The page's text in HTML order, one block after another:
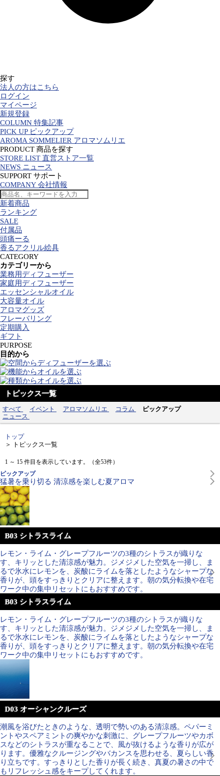
探す
法人の方はこちら
ログイン
マイページ
新規登録
COLUMN 特集記事
PICK UP ピックアップ
AROMA SOMMELIER アロマソムリエ
PRODUCT 商品を探す
STORE LIST 直営ストア一覧
NEWS ニュース
SUPPORT サポート
COMPANY 会社情報
新着商品
ランキング
SALE
付属品
頭痛ーる
香るアクリル絵具
CATEGORY
カテゴリーから
業務用ディフューザー
家庭用ディフューザー
エッセンシャルオイル
大容量オイル
アロマグッズ
フレーバリング
定期購入
ギフト
PURPOSE
目的から
トピックス一覧
すべて イベント アロマソムリエ コラム
ピックアップ
ニュース
トップ
＞ トピックス一覧
1 ～ 15 件目を表示しています。（全53件）
ピックアップ
猛暑を乗り切る 清涼感を楽しむ夏アロマ
B03 シトラスライム
レモン・ライム・グレープフルーツの3種のシトラスが織りな
す、キリッとした清涼感が魅力。ジメジメした空気を一掃し、ま
るで氷水にレモンを、炭酸にライムを落としたようなシャープな
香りが、頭をすっきりとクリアに整えます。朝の気分転換や在宅
ワーク中の集中リセットにもおすすめです。
B03 シトラスライム
レモン・ライム・グレープフルーツの3種のシトラスが織りな
す、キリッとした清涼感が魅力。ジメジメした空気を一掃し、ま
るで氷水にレモンを、炭酸にライムを落としたようなシャープな
香りが、頭をすっきりとクリアに整えます。朝の気分転換や在宅
ワーク中の集中リセットにもおすすめです。
D03 オーシャンクルーズ
潮風を浴びたときのような、透明で勢いのある清涼感。ペパーミ
ントやスペアミントの爽やかな刺激に、グレープフルーツやカボ
スなどのシトラスが重なることで、風が抜けるような香りが広が
ります。優雅なクルージングやバカンスを思わせる、夏らしい香
り立ちです。すっきりとした香りが長く続き、真夏の暑さの中で
もリフレッシュ感をキープしてくれます。